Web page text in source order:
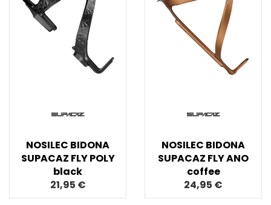
NOSILEC BIDONA
SUPACAZ FLY POLY
black
21,95 €
NOSILEC BIDONA
SUPACAZ FLY ANO
coffee
24,95 €